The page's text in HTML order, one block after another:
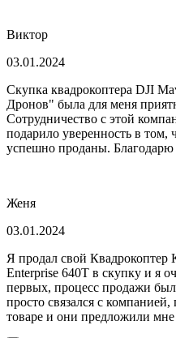
Виктор
03.01.2024
Скупка квадрокоптера DJI
Дронов" была для меня
Сотрудничество с этой
подарило уверенность в
успешно проданы. Благодарю
Женя
03.01.2024
Я продал свой
Enterprise 640T в скупку и я
первых, процесс продажи
просто связался с
товаре и они предложили